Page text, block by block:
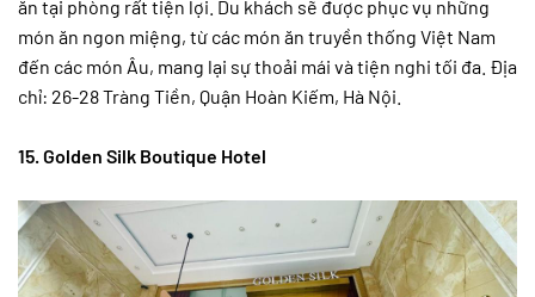
ăn tại phòng rất tiện lợi. Du khách sẽ được phục vụ những
món ăn ngon miệng, từ các món ăn truyền thống Việt Nam
đến các món Âu, mang lại sự thoải mái và tiện nghi tối đa. Địa
chỉ: 26-28 Tràng Tiền, Quận Hoàn Kiếm, Hà Nội.
15. Golden Silk Boutique Hotel